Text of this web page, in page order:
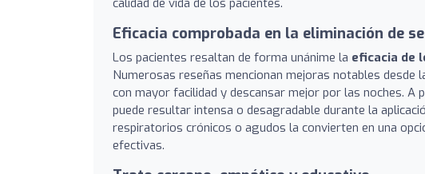
Eficacia comprobada en la eliminación de
Los pacientes resaltan de forma unánime la eficacia de
Numerosas reseñas mencionan mejoras notables
con mayor facilidad y descansar mejor por las noches. A
puede resultar intensa o desagradable durante la
respiratorios crónicos o agudos la convierten en una
efectivas.